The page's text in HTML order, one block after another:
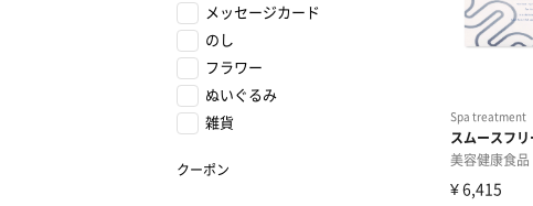
メッセージカード
のし
フラワー
ぬいぐるみ
雑貨
クーポン